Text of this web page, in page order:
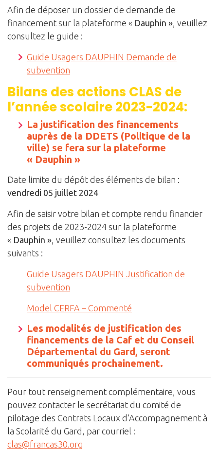
Afin de déposer un dossier de demande de
financement sur la plateforme « Dauphin », veuillez
consultez le guide :
Guide Usagers DAUPHIN Demande de
subvention
Bilans des actions CLAS de
l’année scolaire 2023-2024:
La justification des financements
auprès de la DDETS (Politique de la
ville) se fera sur la plateforme
« Dauphin »
Date limite du dépôt des éléments de bilan :
vendredi 05 juillet 2024
Afin de saisir votre bilan et compte rendu financier
des projets de 2023-2024 sur la plateforme
« Dauphin », veuillez consultez les documents
suivants :
Guide Usagers DAUPHIN Justification de
subvention
Model CERFA – Commenté
Les modalités de justification des
financements de la Caf et du Conseil
Départemental du Gard, seront
communiqués prochainement.
Pour tout renseignement complémentaire, vous
pouvez contacter le secrétariat du comité de
pilotage des Contrats Locaux d’Accompagnement à
la Scolarité du Gard, par courriel :
clas@francas30.org